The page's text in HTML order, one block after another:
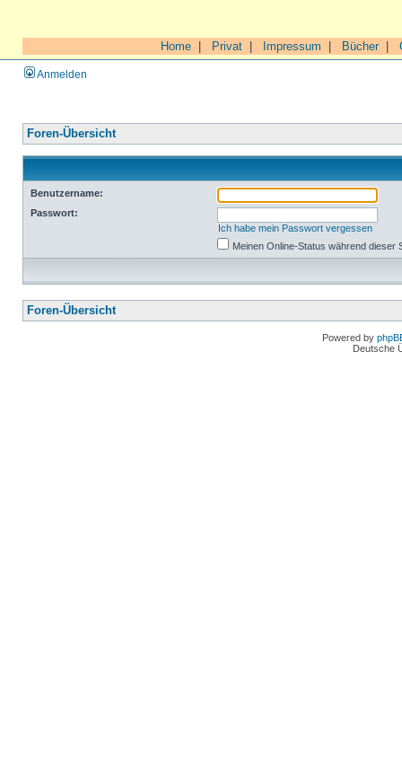
Home Privat Impressum Bücher|
Anmelden
Foren-Übersicht
Benutzername:
Passwort:
Ich habe mein Passwort vergessen
Meinen Online-Status während dieser
Foren-Übersicht
Powered by
Deutsche